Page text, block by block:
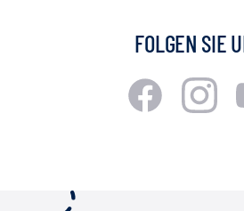
FOLGEN SIE